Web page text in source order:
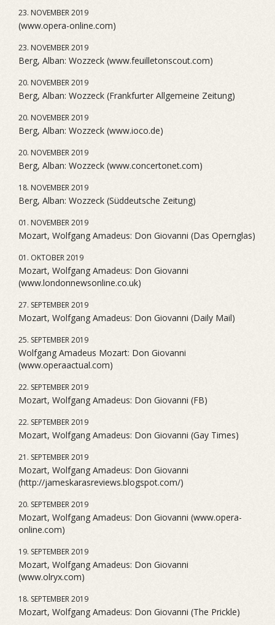
23. NOVEMBER 2019
(www.opera-online.com)
23. NOVEMBER 2019
Berg, Alban: Wozzeck (www.feuilletonscout.com)
20. NOVEMBER 2019
Berg, Alban: Wozzeck (Frankfurter Allgemeine Zeitung)
20. NOVEMBER 2019
Berg, Alban: Wozzeck (www.ioco.de)
20. NOVEMBER 2019
Berg, Alban: Wozzeck (www.concertonet.com)
18. NOVEMBER 2019
Berg, Alban: Wozzeck (Süddeutsche Zeitung)
01. NOVEMBER 2019
Mozart, Wolfgang Amadeus: Don Giovanni (Das Opernglas)
01. OKTOBER 2019
Mozart, Wolfgang Amadeus: Don Giovanni
(www.londonnewsonline.co.uk)
27. SEPTEMBER 2019
Mozart, Wolfgang Amadeus: Don Giovanni (Daily Mail)
25. SEPTEMBER 2019
Wolfgang Amadeus Mozart: Don Giovanni
(www.operaactual.com)
22. SEPTEMBER 2019
Mozart, Wolfgang Amadeus: Don Giovanni (FB)
22. SEPTEMBER 2019
Mozart, Wolfgang Amadeus: Don Giovanni (Gay Times)
21. SEPTEMBER 2019
Mozart, Wolfgang Amadeus: Don Giovanni
(http://jameskarasreviews.blogspot.com/)
20. SEPTEMBER 2019
Mozart, Wolfgang Amadeus: Don Giovanni (www.opera-
online.com)
19. SEPTEMBER 2019
Mozart, Wolfgang Amadeus: Don Giovanni
(www.olryx.com)
18. SEPTEMBER 2019
Mozart, Wolfgang Amadeus: Don Giovanni (The Prickle)